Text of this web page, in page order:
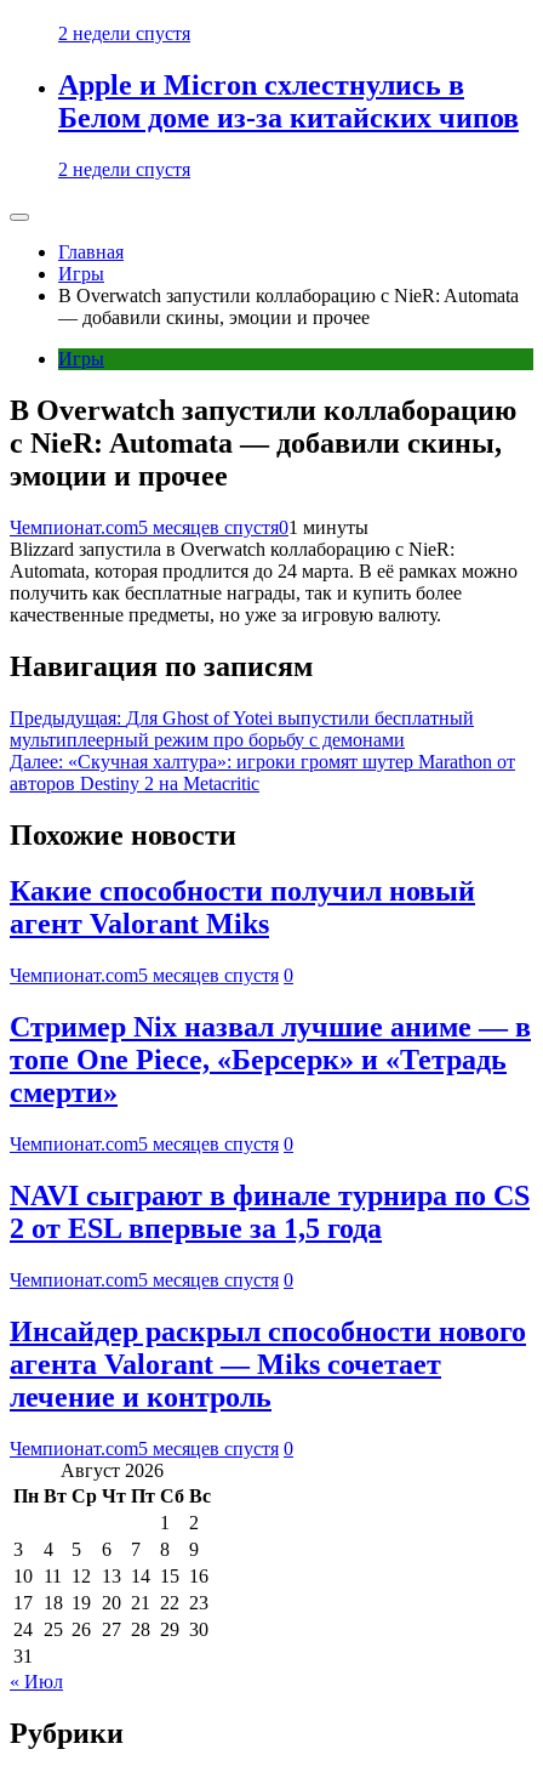
2 недели спустя
Apple и Micron схлестнулись в
Белом доме из-за китайских чипов
2 недели спустя
Главная
Игры
В Overwatch запустили коллаборацию с NieR: Automata
— добавили скины, эмоции и прочее
Игры
В Overwatch запустили коллаборацию
с NieR: Automata — добавили скины,
эмоции и прочее
Чемпионат.com5 месяцев спустя01 минуты
Blizzard запустила в Overwatch коллаборацию с NieR:
Automata, которая продлится до 24 марта. В её рамках можно
получить как бесплатные награды, так и купить более
качественные предметы, но уже за игровую валюту.
Навигация по записям
Предыдущая: Для Ghost of Yotei выпустили бесплатный
мультиплеерный режим про борьбу с демонами
Далее: «Скучная халтура»: игроки громят шутер Marathon от
авторов Destiny 2 на Metacritic
Похожие новости
Какие способности получил новый
агент Valorant Miks
Чемпионат.com5 месяцев спустя 0
Стример Nix назвал лучшие аниме — в
топе One Piece, «Берсерк» и «Тетрадь
смерти»
Чемпионат.com5 месяцев спустя 0
NAVI сыграют в финале турнира по CS
2 от ESL впервые за 1,5 года
Чемпионат.com5 месяцев спустя 0
Инсайдер раскрыл способности нового
агента Valorant — Miks сочетает
лечение и контроль
Чемпионат.com5 месяцев спустя 0
Август 2026
Пн Вт Ср Чт Пт Сб Вс
1
2
3
4 5 6 7 8
9
10 11 12 13 14 15 16
17 18 19 20 21 22 23
24 25 26 27 28 29 30
31
« Июл
Рубрики